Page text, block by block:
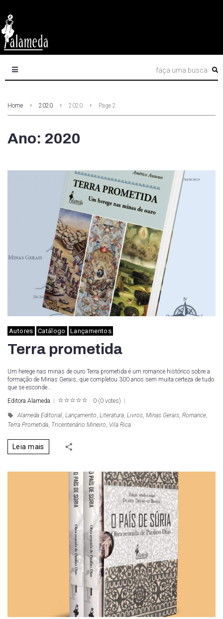
Home 2020 2020 Page 2
Ano: 2020
Autores Catálogo Lançamentos
Terra prometida
Um herege nas minas de ouro Terra prometida é um romance histórico sobre a
formação de Minas Gerais, que completou 300 anos sem muita certeza de tudo
que se esconde…
Editora Alameda
0 (0 votes)
Alameda Editorial Lançamento Literatura Livros Minas Gerais Romance
Terra Prometida Tricentenário Mineiro Vila Rica
Leia mais